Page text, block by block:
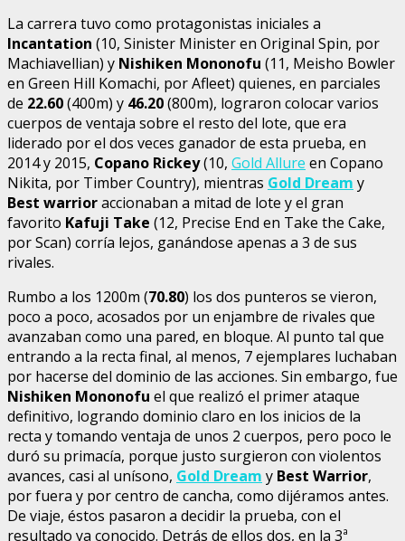
La carrera tuvo como protagonistas iniciales a
Incantation (10, Sinister Minister en Original Spin, por
Machiavellian) y Nishiken Mononofu (11, Meisho Bowler
en Green Hill Komachi, por Afleet) quienes, en parciales
de 22.60(400m) y 46.20(800m), lograron colocar varios
cuerpos de ventaja sobre el resto del lote, que era
liderado por el dos veces ganador de esta prueba, en
2014 y 2015, Copano Rickey(10, Gold Allure en Copano
Nikita, por Timber Country), mientras Gold Dream y
Best warrioraccionaban a mitad de lote y el gran
favorito Kafuji Take (12, Precise End en Take the Cake,
por Scan) corría lejos, ganándose apenas a 3 de sus
rivales.
Rumbo a los 1200m (70.80) los dos punteros se vieron,
poco a poco, acosados por un enjambre de rivales que
avanzaban como una pared, en bloque. Al punto tal que
entrando a la recta final, al menos, 7 ejemplares luchaban
por hacerse del dominio de las acciones. Sin embargo, fue
Nishiken Mononofu el que realizó el primer ataque
definitivo, logrando dominio claro en los inicios de la
recta y tomando ventaja de unos 2 cuerpos, pero poco le
duró su primacía, porque justo surgieron con violentos
avances, casi al unísono, Gold Dream y Best Warrior,
por fuera y por centro de cancha, como dijéramos antes.
De viaje, éstos pasaron a decidir la prueba, con el
resultado ya conocido. Detrás de ellos dos, en la 3ª